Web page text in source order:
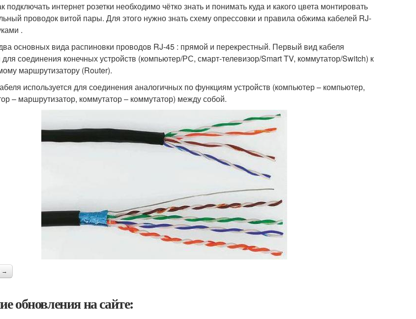
подключать интернет розетки необходимо чётко знать и понимать куда и какого цвета монтировать
проводок витой пары. Для этого нужно знать схему опрессовки и правила обжима кабелей RJ-
.
основных вида распиновки проводов RJ-45 : прямой и перекрестный. Первый вид кабеля
соединения конечных устройств (компьютер/РС, смарт-телевизор/Smart TV, коммутатор/Switch) к
маршрутизатору (Router).
используется для соединения аналогичных по функциям устройств (компьютер – компьютер,
– маршрутизатор, коммутатор – коммутатор) между собой.
→
обновления на сайте: